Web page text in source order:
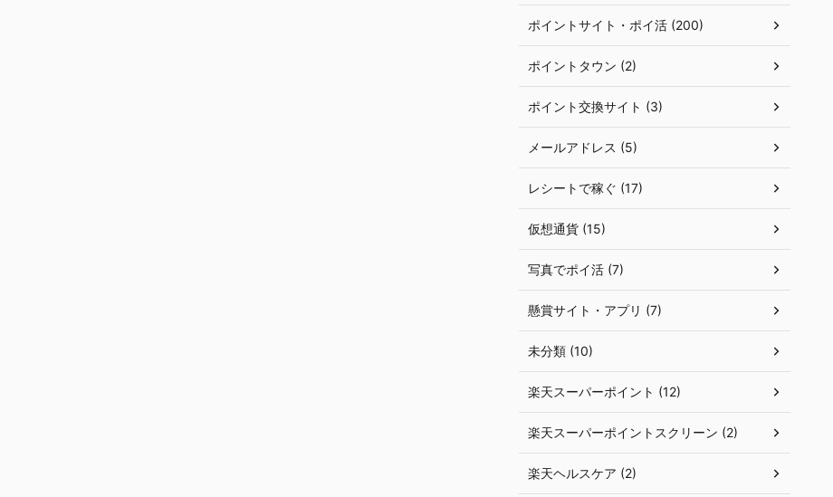
ポイントサイト・ポイ活 (200)
ポイントタウン (2)
ポイント交換サイト (3)
メールアドレス (5)
レシートで稼ぐ (17)
仮想通貨 (15)
写真でポイ活 (7)
懸賞サイト・アプリ (7)
未分類 (10)
楽天スーパーポイント (12)
楽天スーパーポイントスクリーン (2)
楽天ヘルスケア (2)